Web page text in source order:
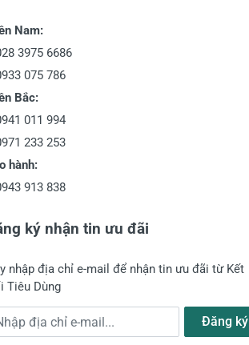
Nam:
3975 6686
075 786
Bắc:
011 994
233 253
hành:
913 838
ký nhận tin ưu đãi
nhập địa chỉ e-mail để nhận tin ưu đãi từ Kết
Tiêu Dùng
chỉ e-mail Đăng ký